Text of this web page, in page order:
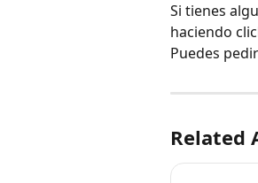
Si tienes
haciendo
Puedes
Related